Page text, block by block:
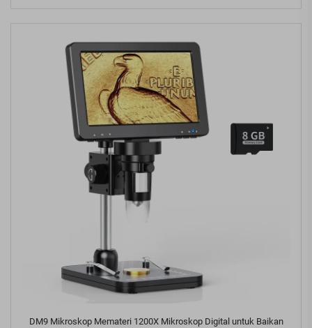
DM9 Mikroskop Memateri 1200X Mikroskop Digital untuk Baikan